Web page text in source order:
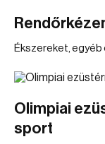
Ékszereket,
Olimpiai
sport